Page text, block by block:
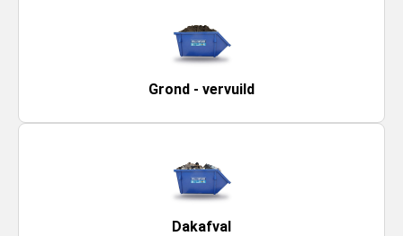
Grond - vervuild
Dakafval